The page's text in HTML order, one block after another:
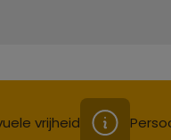
vrijheid